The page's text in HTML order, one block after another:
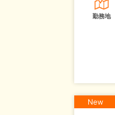
勤務地
New